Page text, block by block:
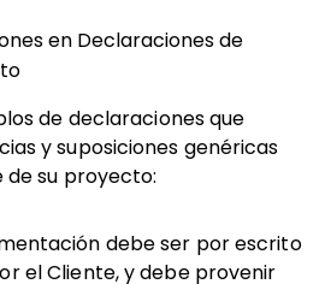
en Declaraciones de
de declaraciones que
y suposiciones genéricas
su proyecto:
debe ser por escrito
el Cliente, y debe provenir